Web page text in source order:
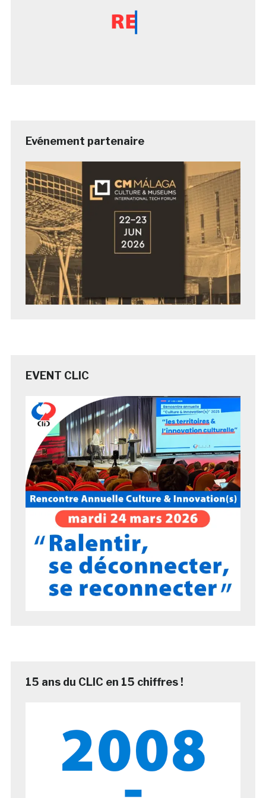
Evénement partenaire
EVENT CLIC
15 ans du CLIC en 15 chiffres !